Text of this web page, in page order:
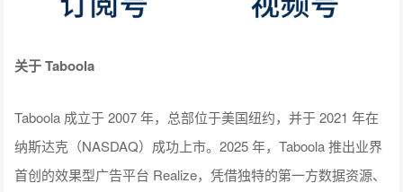
关于 Taboola
Taboola 成立于 2007 年，总部位于美国纽约，并于 2021 年在
纳斯达克（NASDAQ）成功上市。2025 年，Taboola 推出业界
首创的效果型广告平台 Realize，凭借独特的第一方数据资源、